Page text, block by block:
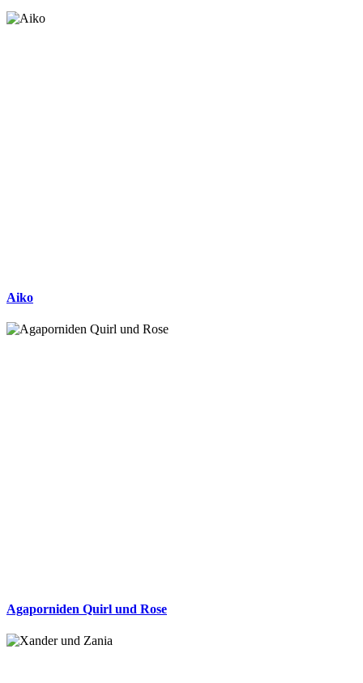
Aiko
Agaporniden Quirl und Rose